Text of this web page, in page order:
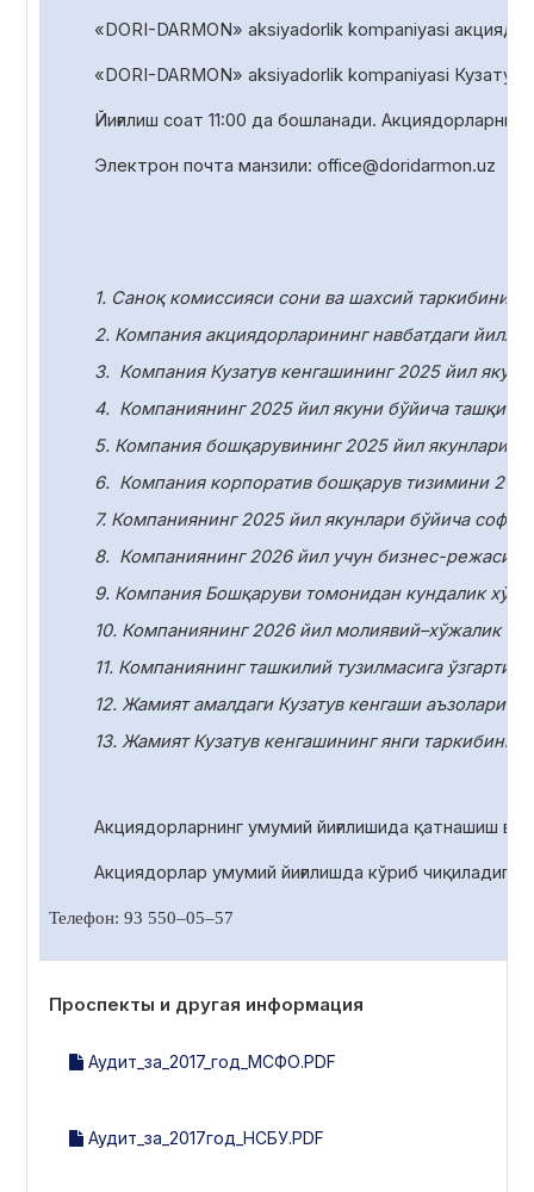
«DORI-DARMON» aksiyadorlik kompaniyasi
«DORI-DARMON» aksiyadorlik kompaniyasi Кузатув
Йиғилиш соат 11:00 да бошланади. Акциядорларни
Электрон почта манзили: office@doridarmon.uz
1. Саноқ комиссияси сони ва шахсий таркибини
2. Компания акциядорларининг навбатдаги
3. Компания Кузатув кенгашининг 2025 йил
4. Компаниянинг 2025 йил якуни бўйича ташқи
5. Компания бошқарувининг 2025 йил якунлари
6. Компания корпоратив бошқарув тизимини
7. Компаниянинг 2025 йил якунлари бўйича соф
8. Компаниянинг 2026 йил учун бизнес-
9. Компания Бошқаруви томонидан кундалик
10. Компаниянинг 2026 йил молиявий–хўжалик
11. Компаниянинг ташкилий тузилмасига
12. Жамият амалдаги Кузатув кенгаши
13. Жамият Кузатув кенгашининг янги таркибини
Акциядорларнинг умумий йиғилишида қатнашиш
Акциядорлар умумий йиғилишда кўриб
Телефон: 93 550–05–57
Проспекты и другая информация
Аудит_за_2017_год_МСФО.PDF
Аудит_за_2017год_НСБУ.PDF